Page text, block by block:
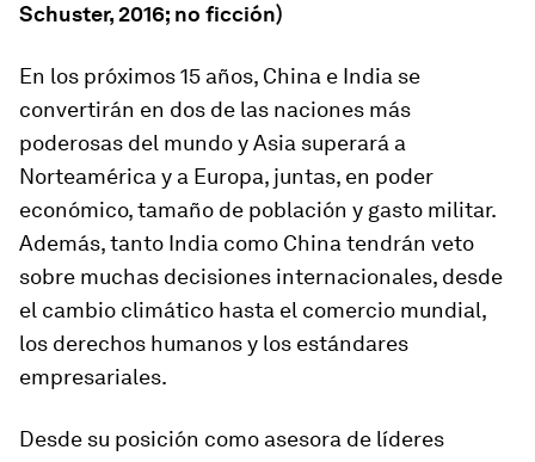
Schuster, 2016; no ficción)
En los próximos 15 años, China e India se
convertirán en dos de las naciones más
poderosas del mundo y Asia superará a
Norteamérica y a Europa, juntas, en poder
económico, tamaño de población y gasto militar.
Además, tanto India como China tendrán veto
sobre muchas decisiones internacionales, desde
el cambio climático hasta el comercio mundial,
los derechos humanos y los estándares
empresariales.
Desde su posición como asesora de líderes